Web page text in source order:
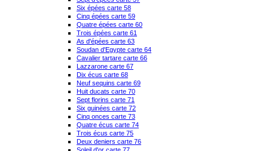
Six épées carte 58
Cinq épées carte 59
Quatre épées carte 60
Trois épées carte 61
As d'épées carte 63
Soudan d'Egypte carte 64
Cavalier tartare carte 66
Lazzarone carte 67
Dix écus carte 68
Neuf sequins carte 69
Huit ducats carte 70
Sept florins carte 71
Six guinées carte 72
Cinq onces carte 73
Quatre écus carte 74
Trois écus carte 75
Deux deniers carte 76